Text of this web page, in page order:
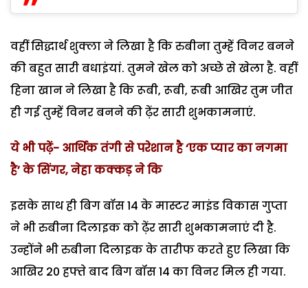
वहीं सिद्धार्थ शुक्ला ने लिखा है कि रुबीना तुम्हें विनर बनने
की बहुत सारी बधाइंयां. तुमने खेल को अच्छे से खेला है. वहीं
हिना खान ने लिखा है कि रूबी, रूबी, रूबी आखिर तुम जीत
ही गई तुम्हें विनर बनने की ढ़ेंर सारी शुभकामनाएं.
ये भी पढ़ें- आर्थिक तंगी से परेशान है ‘एक प्यार का नगमा
है’ के सिंगर, नेहा कक्कड़ ने कि
इसके साथ ही बिग बॉस 14 के मास्टर माइंड विकास गुप्ता
ने भी रुबीना दिलाइक को ढ़ेंर सारी शुभकामनाएं दी है.
उन्होंने भी रुबीना दिलाइक के तारीफ करते हुए लिखा कि
आखिर 20 हफ्ते बाद बिग बॉस 14 का विनर मिल ही गया.